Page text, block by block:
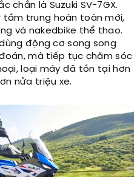
chắn là Suzuki SV-7GX.
trung hoàn toàn mới,
và nakedbike thể thao.
động cơ song song
mà tiếp tục chăm sóc
loại máy đã tồn tại hơn
nửa triệu xe.